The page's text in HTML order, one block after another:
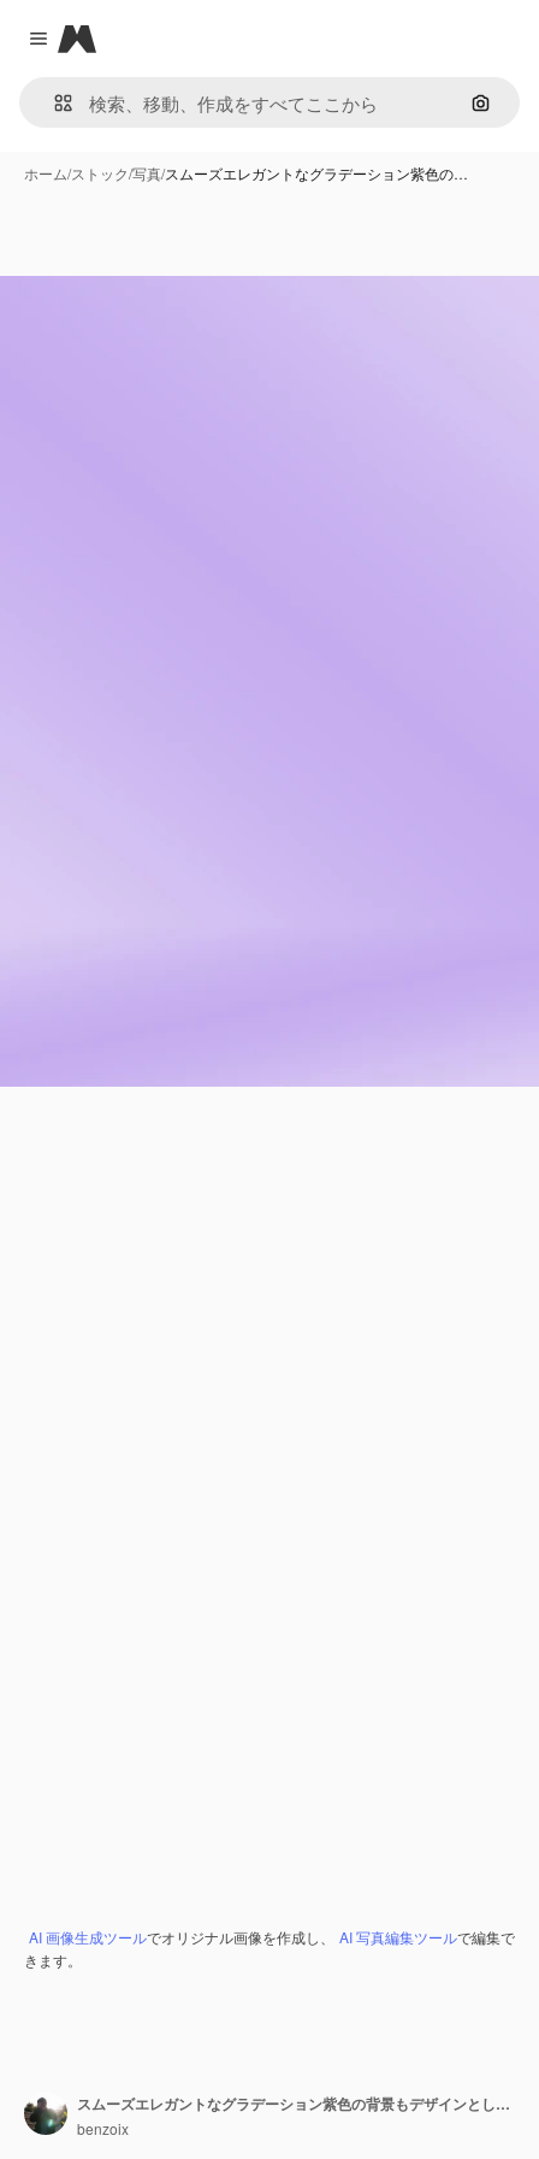
Close menu
Magnific
画像で
ホーム/ストック/写真/スムーズエレガントなグラデーション紫色の…
AI 画像生成ツールでオリジナル画像を作成し、 AI 写真編集ツールで編集で
きます。
スムーズエレガントなグラデーション紫色の背景もデザインとして使用します。
benzoix